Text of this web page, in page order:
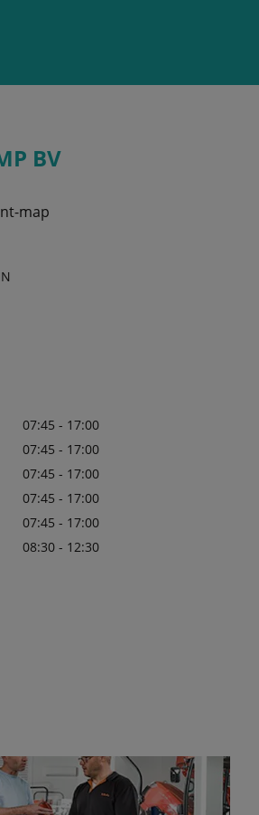
BV
07:45 - 17:00
07:45 - 17:00
07:45 - 17:00
07:45 - 17:00
07:45 - 17:00
08:30 - 12:30